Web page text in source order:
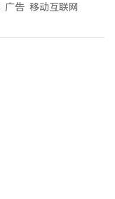
广告 移动互联网